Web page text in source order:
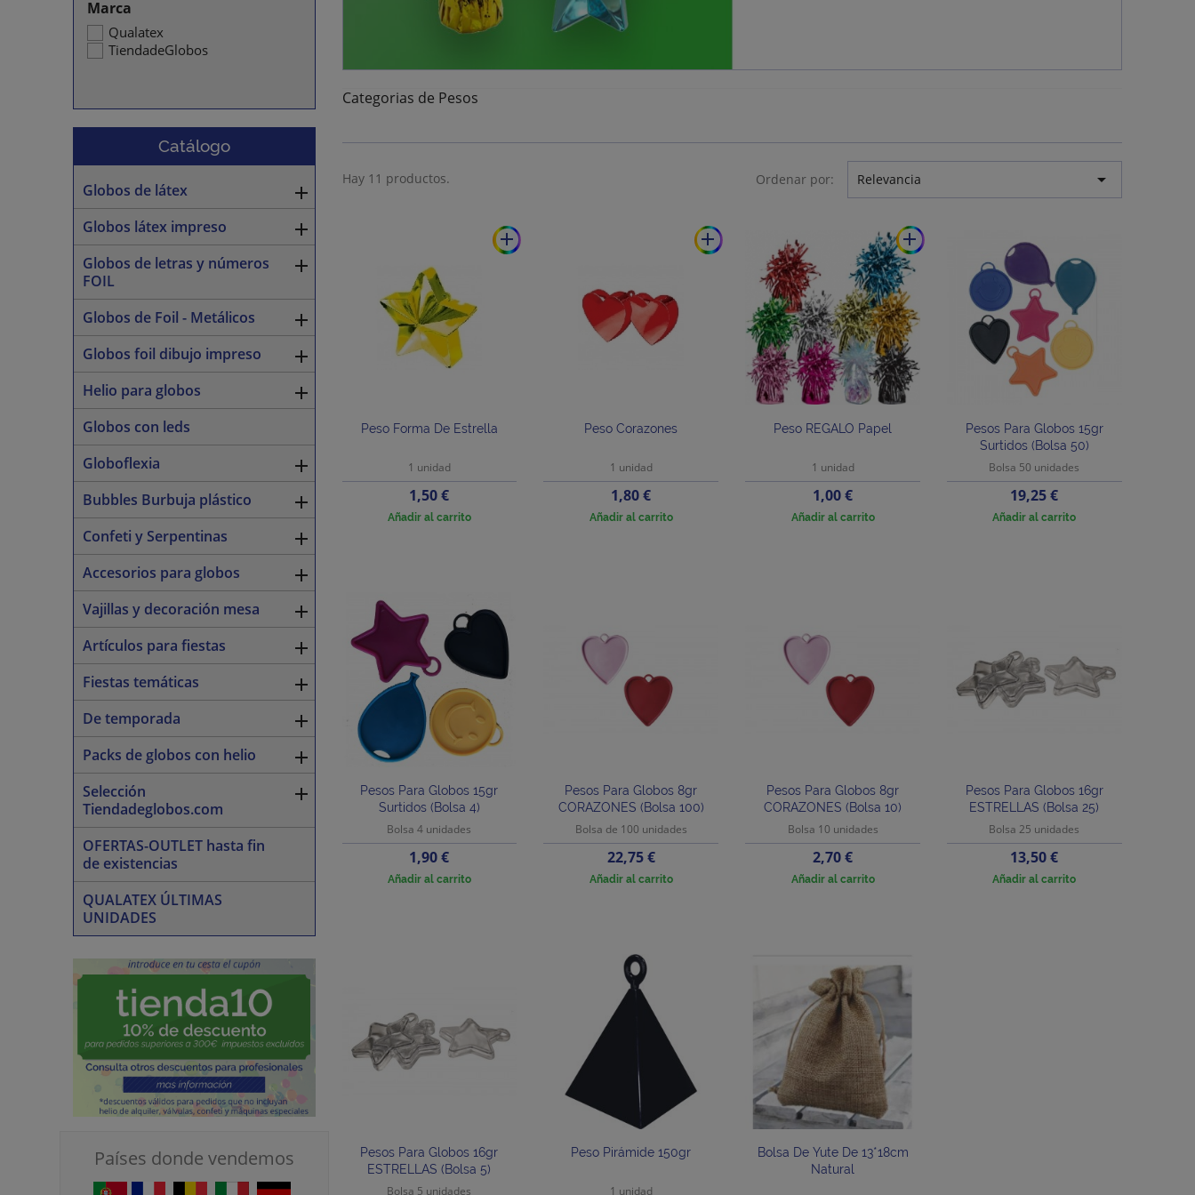
Marca
Qualatex
TiendadeGlobos
Catálogo
Globos de látex 
Globos látex impreso 
Globos de letras y números
FOIL

Globos de Foil - Metálicos 
Globos foil dibujo impreso 
Helio para globos 
Globos con leds
Globoflexia

Bubbles Burbuja plástico 
Confeti y Serpentinas 
Accesorios para globos 
Vajillas y decoración mesa 
Artículos para fiestas 
Fiestas temáticas 
De temporada 
Packs de globos con helio 
Selección
Tiendadeglobos.com

OFERTAS-OUTLET hasta fin
de existencias
QUALATEX ÚLTIMAS
UNIDADES
Países donde vendemos
Categorias de Pesos
Hay 11 productos. Ordenar por: Relevancia 
add
Peso Forma De Estrella
1 unidad
Precio
1,50 €
Añadir al carrito
add
Peso Corazones
1 unidad
Precio
1,80 €
Añadir al carrito
add
Peso REGALO Papel
1 unidad
Precio
1,00 €
Añadir al carrito
Pesos Para Globos 15gr
Surtidos (bolsa 50)
Bolsa 50 unidades
Precio
19,25 €
Añadir al carrito
Pesos Para Globos 15gr
Surtidos (bolsa 4)
Bolsa 4 unidades
Precio
1,90 €
Añadir al carrito
Pesos Para Globos 8gr
CORAZONES (bolsa 100)
Bolsa de 100 unidades
Precio
22,75 €
Añadir al carrito
Pesos Para Globos 8gr
CORAZONES (bolsa 10)
Bolsa 10 unidades
Precio
2,70 €
Añadir al carrito
Pesos Para Globos 16gr
ESTRELLAS (bolsa 25)
Bolsa 25 unidades
Precio
13,50 €
Añadir al carrito
Pesos Para Globos 16gr
ESTRELLAS (bolsa 5)
Bolsa 5 unidades
Peso Pirámide 150gr
1 unidad
Bolsa De Yute De 13*18cm
Natural